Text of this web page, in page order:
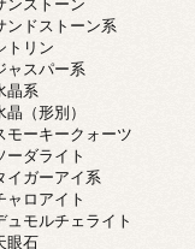
ンドストーン系
トリン
ャスパー系
晶系
晶（形別）
モーキークォーツ
ーダライト
イガーアイ系
ャロアイト
ュモルチェライト
眼石